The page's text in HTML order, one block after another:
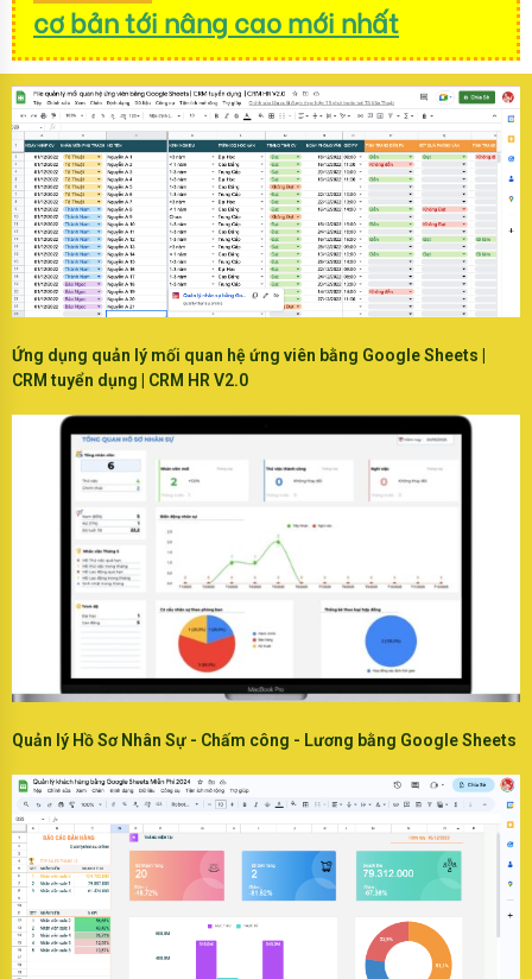
cơ bản tới nâng cao mới nhất
Ứng dụng quản lý mối quan hệ ứng viên bằng Google Sheets |
CRM tuyển dụng | CRM HR V2.0
Quản lý Hồ Sơ Nhân Sự - Chấm công - Lương bằng Google Sheets